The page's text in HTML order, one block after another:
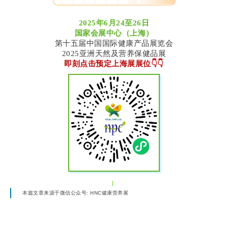
2025年6月24至26日
国家会展中心（上海）
第十五届中国国际健康产品展览会
2025亚洲天然及营养保健品展
即刻点击预定上海展展位👇👇
本篇文章来源于微信公众号: HNC健康营养展